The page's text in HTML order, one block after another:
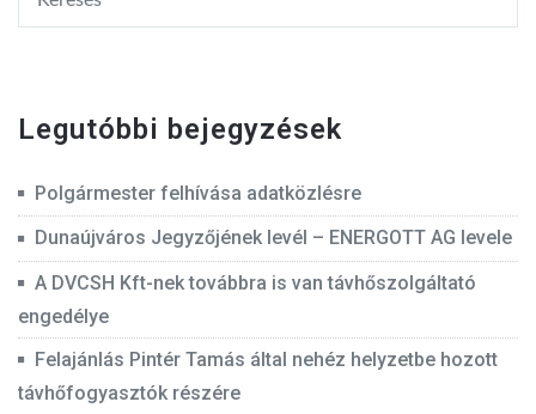
Legutóbbi bejegyzések
Polgármester felhívása adatközlésre
Dunaújváros Jegyzőjének levél – ENERGOTT AG levele
A DVCSH Kft-nek továbbra is van távhőszolgáltató
engedélye
Felajánlás Pintér Tamás által nehéz helyzetbe hozott
távhőfogyasztók részére